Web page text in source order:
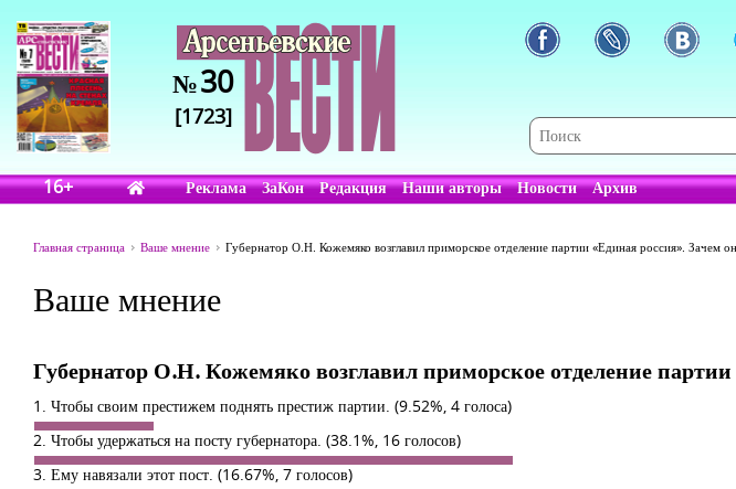
№30
[1723]
16+ Реклама ЗаКон Редакция Наши авторы Новости Архив
Главная страница Ваше мнение Губернатор О.Н. Кожемяко возглавил приморское отделение партии «Единая россия». Зачем
Ваше мнение
Губернатор О.Н. Кожемяко возглавил приморское отделение партии
1. Чтобы своим престижем поднять престиж партии. (9.52%, 4 голоса)
2. Чтобы удержаться на посту губернатора. (38.1%, 16 голосов)
3. Ему навязали этот пост. (16.67%, 7 голосов)